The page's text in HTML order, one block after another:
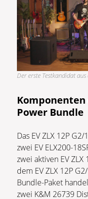
Der erste Testkandidat
Komponenten
Power Bundle
Das EV ZLX 12P
zwei EV ELX200-
zwei aktiven EV
dem EV ZLX 12P
Bundle-Paket
zwei K&M 26739